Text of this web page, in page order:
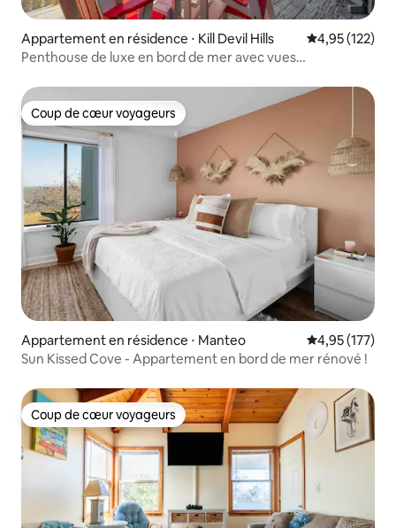
Appartement en résidence ⋅ Kill Devil Hills Évaluation
4,95 (122)
Penthouse de luxe en bord de mer avec vues
Coup de cœur voyageurs
Coup de cœur voyageurs
Appartement en résidence ⋅ Manteo Évaluation
4,95 (177)
Sun Kissed Cove - Appartement en bord de mer rénové !
Coup de cœur voyageurs
Coup de cœur voyageurs